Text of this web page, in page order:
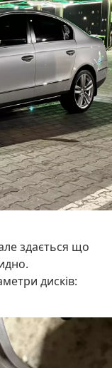
здається що
дисків: